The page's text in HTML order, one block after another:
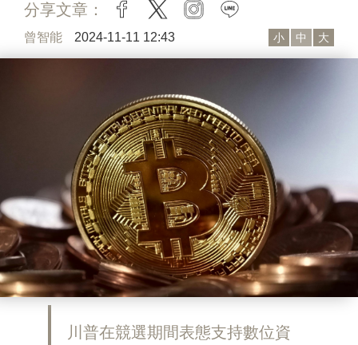
分享文章： facebook
twitter instagram
曾智能 2024-11-11 12:43 小 中 大
川普在競選期間表態支持數位資